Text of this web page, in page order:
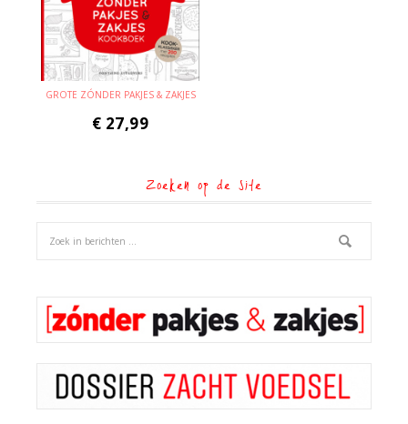
GROTE ZÓNDER PAKJES & ZAKJES
€ 27,99
Zoeken op de site